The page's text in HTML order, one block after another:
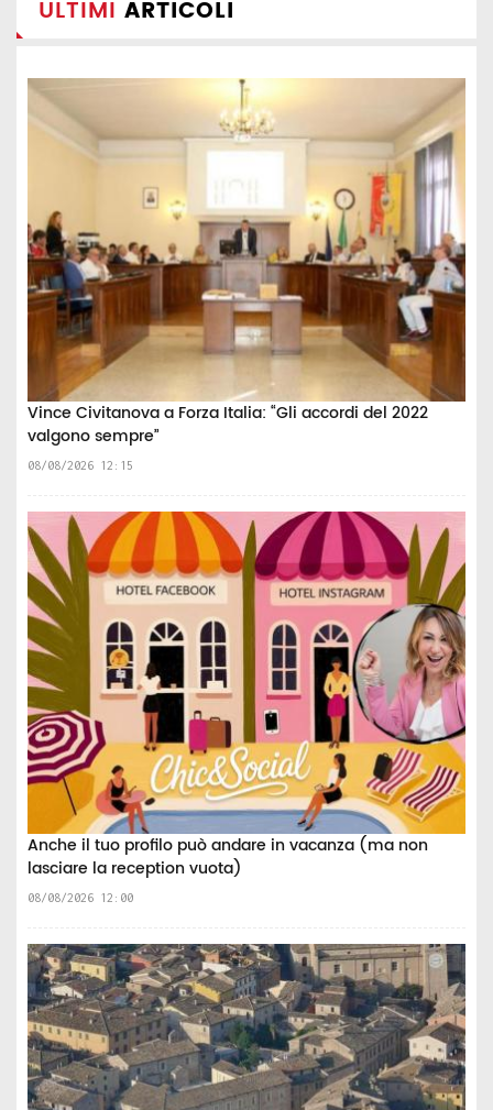
ULTIMI ARTICOLI
Vince Civitanova a Forza Italia: “Gli accordi del 2022
valgono sempre”
08/08/2026 12:15
Anche il tuo profilo può andare in vacanza (ma non
lasciare la reception vuota)
08/08/2026 12:00